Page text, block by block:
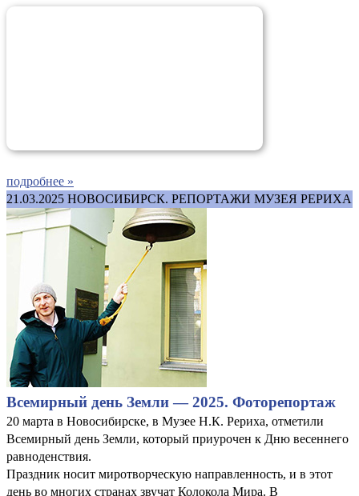
подробнее »
21.03.2025 НОВОСИБИРСК. РЕПОРТАЖИ МУЗЕЯ РЕРИХА
Всемирный день Земли — 2025. Фоторепортаж
20 марта в Новосибирске, в Музее Н.К. Рериха, отметили
Всемирный день Земли, который приурочен к Дню весеннего
равноденствия.
Праздник носит миротворческую направленность, и в этот
день во многих странах звучат Колокола Мира. В